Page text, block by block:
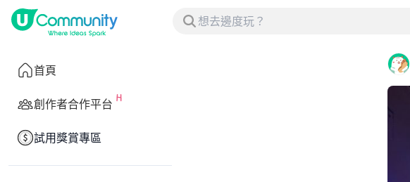
首頁
創作者合作平台
試用獎賞專區